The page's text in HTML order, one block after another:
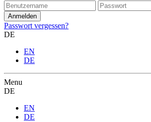
Passwort vergessen?
DE
EN
DE
Menu
DE
EN
DE